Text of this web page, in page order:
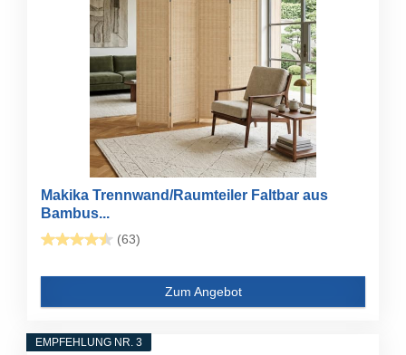
Makika Trennwand/Raumteiler Faltbar aus
Bambus...
(63)
Zum Angebot
EMPFEHLUNG NR. 3